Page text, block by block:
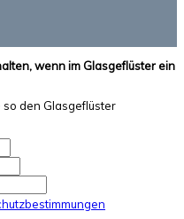
wenn im Glasgeflüster ein
den Glasgeflüster